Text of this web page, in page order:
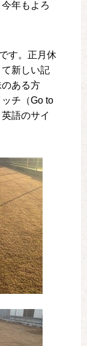
年もよろ
す。正月休
新しい記
ある方
チ（Go to
語のサイ